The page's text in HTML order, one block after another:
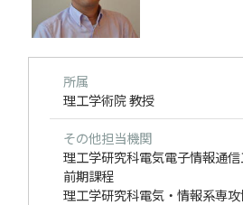
所属
理工学術院 教授
その他担当機関
理工学研究科電気電子情報通
前期課程
理工学研究科電気・情報系専